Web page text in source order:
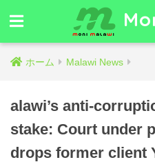
ホーム Malawi News
alawi’s anti-
stake: Court under
drops former client